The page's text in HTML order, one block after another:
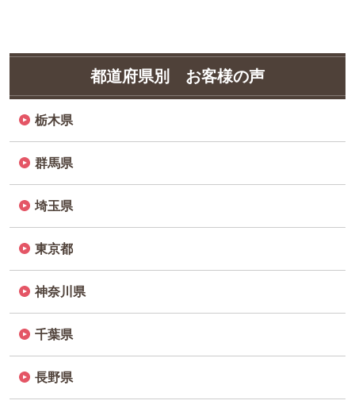
都道府県別 お客様の声
栃木県
群馬県
埼玉県
東京都
神奈川県
千葉県
長野県